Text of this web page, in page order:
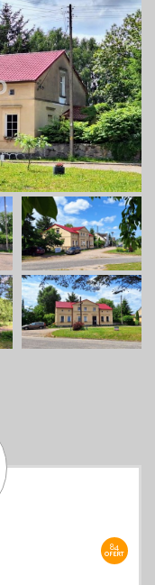
84
OFERT